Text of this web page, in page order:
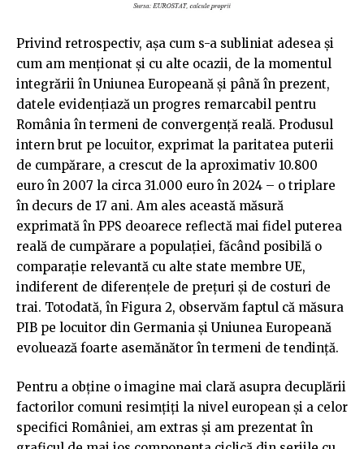
Privind retrospectiv, așa cum s-a subliniat adesea și
cum am menționat și cu alte ocazii, de la momentul
integrării în Uniunea Europeană și până în prezent,
datele evidențiază un progres remarcabil pentru
România în termeni de convergență reală. Produsul
intern brut pe locuitor, exprimat la paritatea puterii
de cumpărare, a crescut de la aproximativ 10.800
euro în 2007 la circa 31.000 euro în 2024 – o triplare
în decurs de 17 ani. Am ales această măsură
exprimată în PPS deoarece reflectă mai fidel puterea
reală de cumpărare a populației, făcând posibilă o
comparație relevantă cu alte state membre UE,
indiferent de diferențele de prețuri și de costuri de
trai. Totodată, în Figura 2, observăm faptul că măsura
PIB pe locuitor din Germania și Uniunea Europeană
evoluează foarte asemănător în termeni de tendință.
Pentru a obține o imagine mai clară asupra decuplării
factorilor comuni resimțiți la nivel european și a celor
specifici României, am extras și am prezentat în